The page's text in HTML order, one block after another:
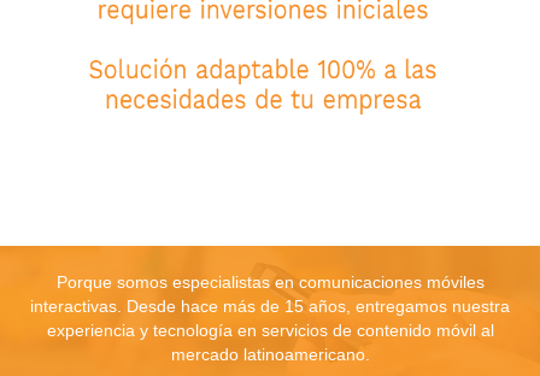
Porque somos especialistas en comunicaciones móviles
interactivas. Desde hace más de 15 años, entregamos nuestra
experiencia y tecnología en servicios de contenido móvil al
mercado latinoamericano.